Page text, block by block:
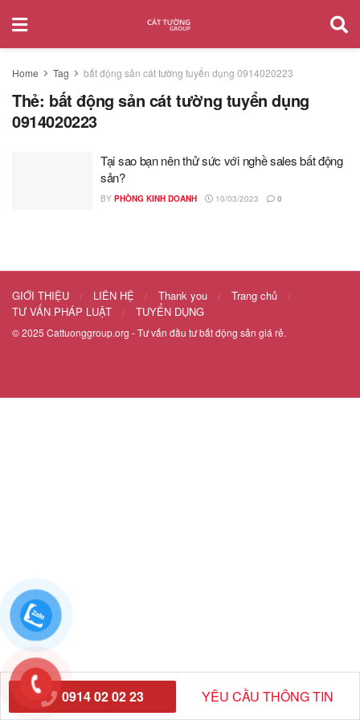
Home Tag bất động sản cát tường tuyển dụng 0914020223
Thẻ: bất động sản cát tường tuyển dụng
0914020223
Tại sao bạn nên thử sức với nghề sales bất động
sản?
BY PHÒNG KINH DOANH 10/03/2023 0
GIỚI THIỆU LIÊN HỆ Thank you
Trang chủ
TƯ VẤN PHÁP LUẬT
TUYỂN DỤNG
© 2025 Cattuonggroup.org - Tư vấn đầu tư bất động sản giá rẻ.
0914 02 02 23 YÊU CẦU THÔNG TIN